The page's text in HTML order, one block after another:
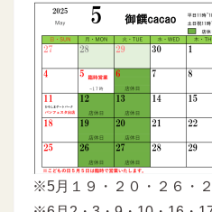
※5月１９・２０・２６・